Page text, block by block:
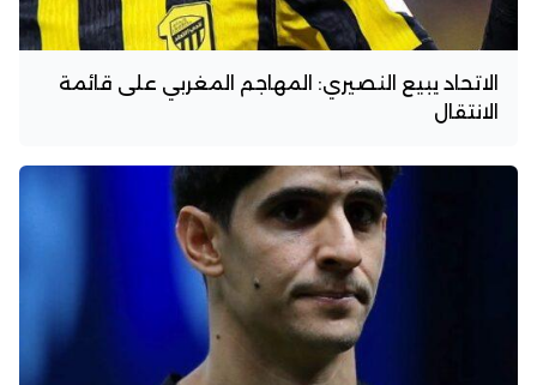
الاتحاد يبيع النصيري: المهاجم المغربي على قائمة
الانتقال